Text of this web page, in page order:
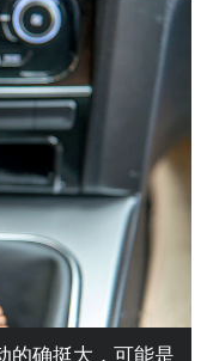
的确挺大，可能是